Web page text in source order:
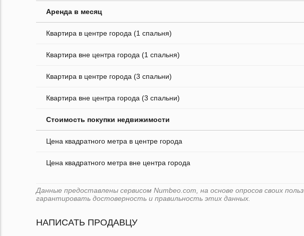
Аренда в месяц
Квартира в центре города (1 спальня)
Квартира вне центра города (1 спальня)
Квартира в центре города (3 спальни)
Квартира вне центра города (3 спальни)
Стоимость покупки недвижимости
Цена квадратного метра в центре города
Цена квадратного метра вне центра города
Данные предоставлены сервисом Numbeo.com, на основе опросов своих
гарантировать достоверность и правильность этих данных.
НАПИСАТЬ ПРОДАВЦУ